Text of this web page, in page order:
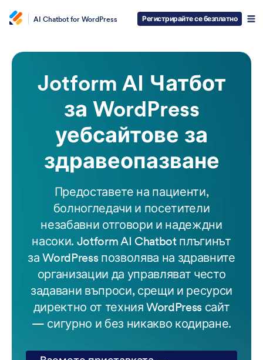
AI Chatbot for WordPress Регистрирайте се безплатно
Jotform AI Чатбот
за WordPress
уебсайтове за
здравеопазване
Предоставете на пациенти,
болногледачи и посетители
незабавни отговори и надеждни
насоки. Jotform AI Chatbot плъгинът
за WordPress позволява на здравните
организации да управляват често
задавани въпроси, срещи и ресурси
директно от техния WordPress сайт
— сигурно и без никакво кодиране.